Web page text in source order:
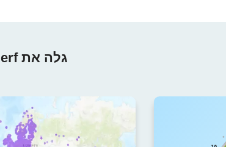
גלה את nPerf